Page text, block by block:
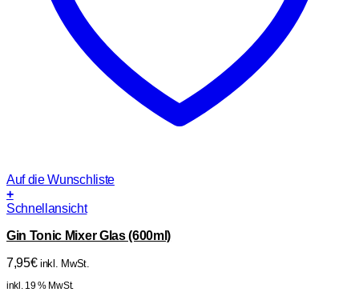
Auf die Wunschliste
+
Schnellansicht
Gin Tonic Mixer Glas (600ml)
7,95€ inkl. MwSt.
inkl. 19 % MwSt.